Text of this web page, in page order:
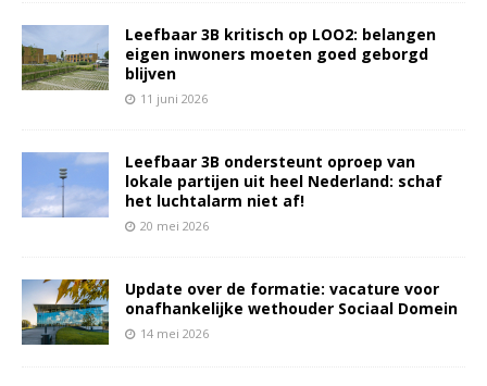
Leefbaar 3B kritisch op LOO2: belangen
eigen inwoners moeten goed geborgd
blijven
11 juni 2026
Leefbaar 3B ondersteunt oproep van
lokale partijen uit heel Nederland: schaf
het luchtalarm niet af!
20 mei 2026
Update over de formatie: vacature voor
onafhankelijke wethouder Sociaal Domein
14 mei 2026